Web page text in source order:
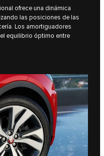
ofrece una dinámica
las posiciones de las
Los amortiguadores
equilibrio óptimo entre